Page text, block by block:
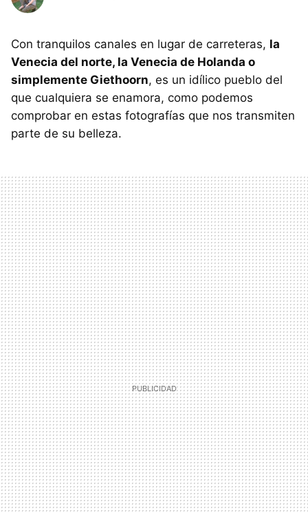
Con tranquilos canales en lugar de carreteras, la
Venecia del norte, la Venecia de Holanda o
simplemente Giethoorn, es un idílico pueblo del
que cualquiera se enamora, como podemos
comprobar en estas fotografías que nos transmiten
parte de su belleza.